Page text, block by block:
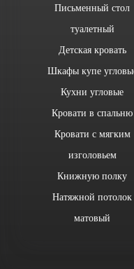
Письменный стол
туалетный
Детская кровать
Шкафы купе
Кухни угловые
Кровати в спальню
Кровати с мягким
изголовьем
Книжную полку
Натяжной потолок
матовый